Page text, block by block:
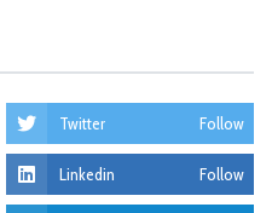
Twitter Follow
Linkedin Follow